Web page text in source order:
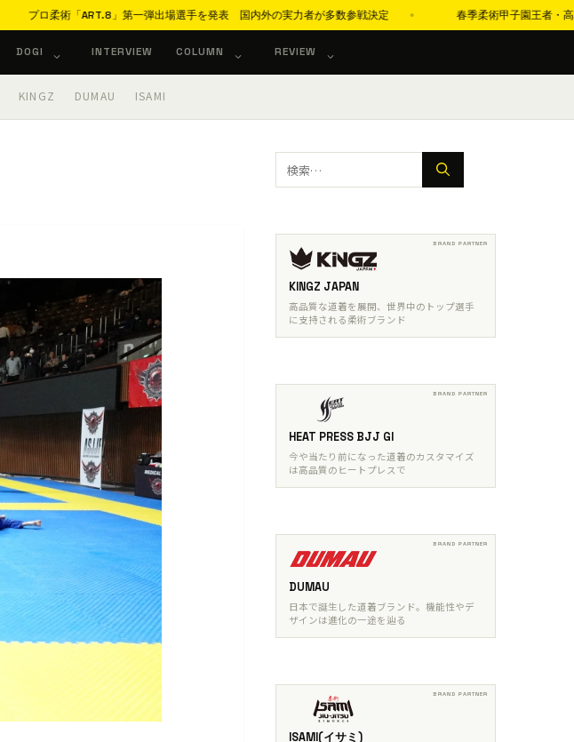
プロ柔術「ART.8」第一弾出場選手を発表 国内外の実力者が多数参戦決定 春季柔術甲子園王者・高本
DOGI INTERVIEW COLUMN REVIEW
KINGZ DUMAU ISAMI
検
索:
KINGZ JAPAN
高品質な道着を展開、世界中のトップ選手
に支持される柔術ブランド
HEAT PRESS BJJ GI
今や当たり前になった道着のカスタマイズ
は高品質のヒートプレスで
DUMAU
日本で誕生した道着ブランド。機能性やデ
ザインは進化の一途を辿る
ISAMI(イサミ)